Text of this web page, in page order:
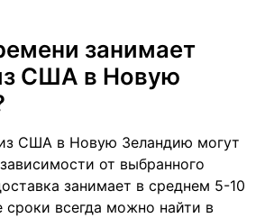
занимает
США в Новую
США в Новую Зеландию могут
от выбранного
занимает в среднем 5-10
сроки всегда можно найти в